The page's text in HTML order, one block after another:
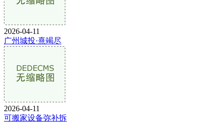
2026-04-11
广州城投·熹竭尽
2026-04-11
可搬家设备弥补拆